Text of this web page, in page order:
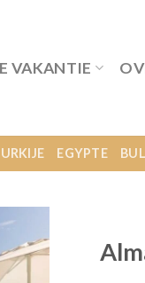
VAKANTIE
EGYPTE